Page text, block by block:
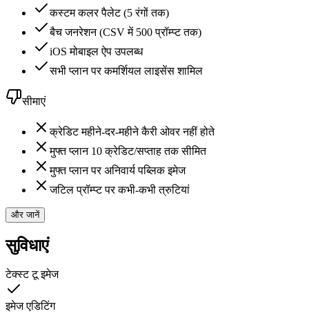
कस्टम कलर पैलेट (5 रंगों तक)
बैच जनरेशन (CSV में 500 प्रॉम्प्ट तक)
iOS मोबाइल ऐप उपलब्ध
सभी प्लान पर कमर्शियल लाइसेंस शामिल
सीमाएं
क्रेडिट महीने-दर-महीने कैरी ओवर नहीं होते
मुफ्त प्लान 10 क्रेडिट/सप्ताह तक सीमित
मुफ्त प्लान पर अनिवार्य पब्लिक इमेज
जटिल प्रॉम्प्ट पर कभी-कभी त्रुटियां
और जानें
सुविधाएं
टेक्स्ट टू इमेज
इमेज एडिटिंग